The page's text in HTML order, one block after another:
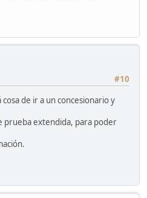
#10
de ir a un concesionario y
prueba extendida, para poder